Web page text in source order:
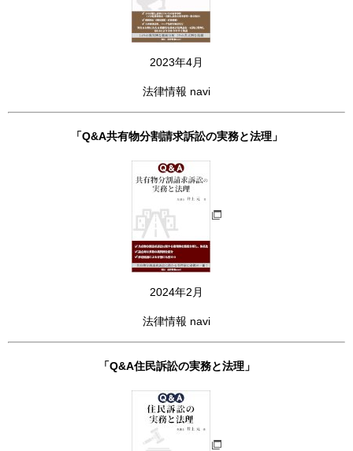
2023年4月
法律情報 navi
「Q&A共有物分割請求訴訟の実務と法理」
2024年2月
法律情報 navi
「Q&A住民訴訟の実務と法理」